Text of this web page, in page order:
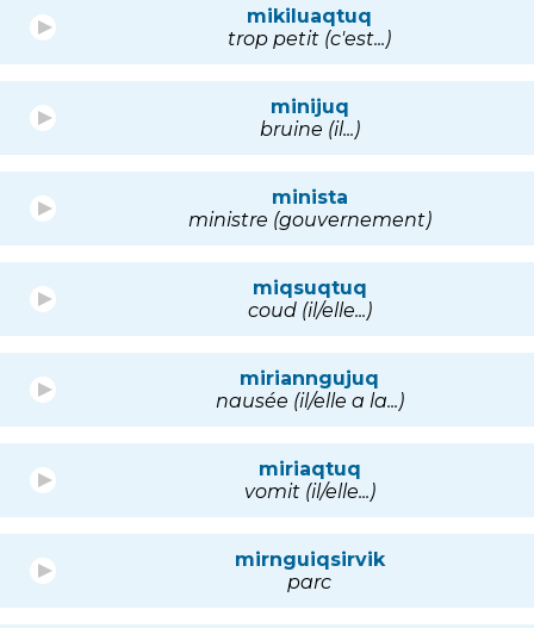
mikiluaqtuq
trop petit (c'est...)
minijuq
bruine (il...)
minista
ministre (gouvernement)
miqsuqtuq
coud (il/elle...)
mirianngujuq
nausée (il/elle a la...)
miriaqtuq
vomit (il/elle...)
mirnguiqsirvik
parc